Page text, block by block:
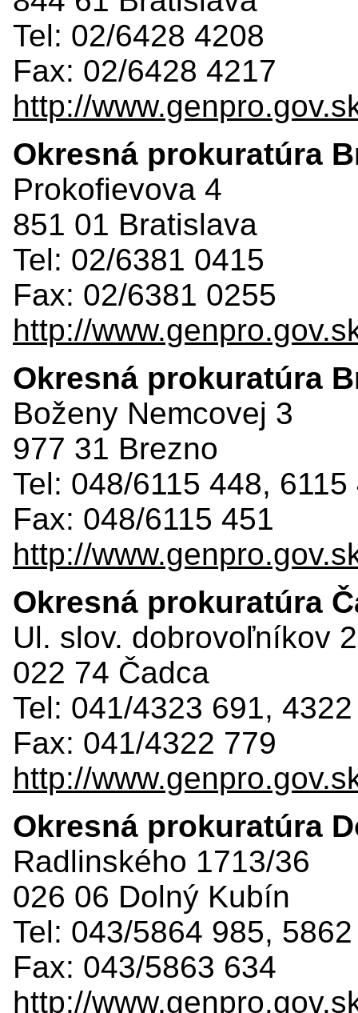
Tel: 02/6428 4208
Fax: 02/6428 4217
http://
Okresná prokuratúra
Prokofievova 4
851 01 Bratislava
Tel: 02/6381 0415
Fax: 02/6381 0255
http://
Okresná prokuratúra
Boženy Nemcovej 3
977 31 Brezno
Tel: 048/6115 448, 6115
Fax: 048/6115 451
http://
Okresná prokuratúra
Ul. slov. dobrovoľníkov
022 74 Čadca
Tel: 041/4323 691,
Fax: 041/4322 779
http://
Okresná prokuratúra
Radlinského 1713/36
026 06 Dolný Kubín
Tel: 043/5864 985,
Fax: 043/5863 634
http://